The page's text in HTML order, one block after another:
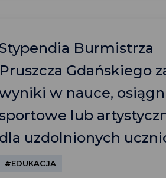
Burmistrza
Gdańskiego
w nauce,
lub
uzdolnionych
#EDUKACJA